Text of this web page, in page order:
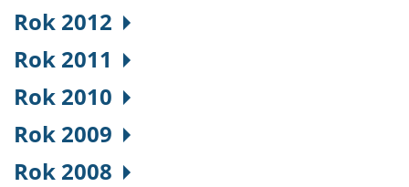
Rok 2012
Rok 2011
Rok 2010
Rok 2009
Rok 2008